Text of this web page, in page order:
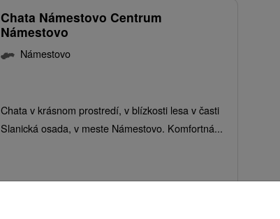
Chata Námestovo Centrum
Námestovo
Námestovo
Chata v krásnom prostredí, v blízkosti lesa v časti
Slanická osada, v meste Námestovo. Komfortná...